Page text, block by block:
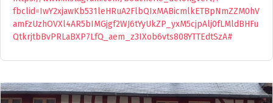
fbclid=IwY2xjawKb531leHRuA2FlbQIxMABicmlkETBpNmZZM0hV
amFzUzhOVXl4AR5bIMGjgf2WJ6tYyUkZP_yxM5cjpAlj0fLMldBHFu
QtkrjtbBvPRLaBXP7LfQ_aem_z3IXob6vts808YTTEdtSzA#